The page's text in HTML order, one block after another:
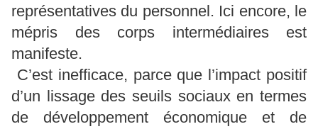
représentatives du personnel. Ici encore, le
mépris des corps intermédiaires est
manifeste.
C’est inefficace, parce que l’impact positif
d’un lissage des seuils sociaux en termes
de développement économique et de